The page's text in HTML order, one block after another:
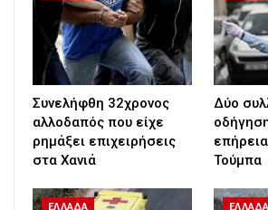
Συνελήφθη 32χρονος
αλλοδαπός που είχε
ρημάξει επιχειρήσεις
στα Χανιά
Δύο
Τούμπα
ΕΛΛΑΔΑ ΕΛΛΑΔΑ